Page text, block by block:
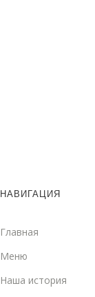
НАВИГАЦИЯ
Главная
Меню
Наша история